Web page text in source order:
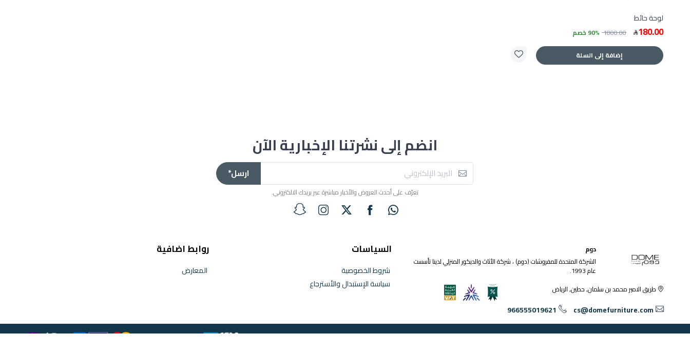
لوحة حائط
180.00
1800.00 90% خصم
إضافة إلى السلة
انضم إلى نشرتنا الإخبارية الآن
ارسل*
تعرّف على أحدث العروض والأخبار مباشرة عبر بريدك الالكتروني.
دوم
الشركة المتحدة للمفروشات (دوم) ، شركة الأثاث والديكور المنزلي لدينا تأسست
عام 1993.
طريق الامير محمد بن سلمان, حطين, الرياض
cs@domefurniture.com
966555019621
السياسات
شروط الخصوصية
سياسة الإستبدال والأسترجاع
روابط اضافية
المعارض
© 2026 جميع الحقوق محفوظة